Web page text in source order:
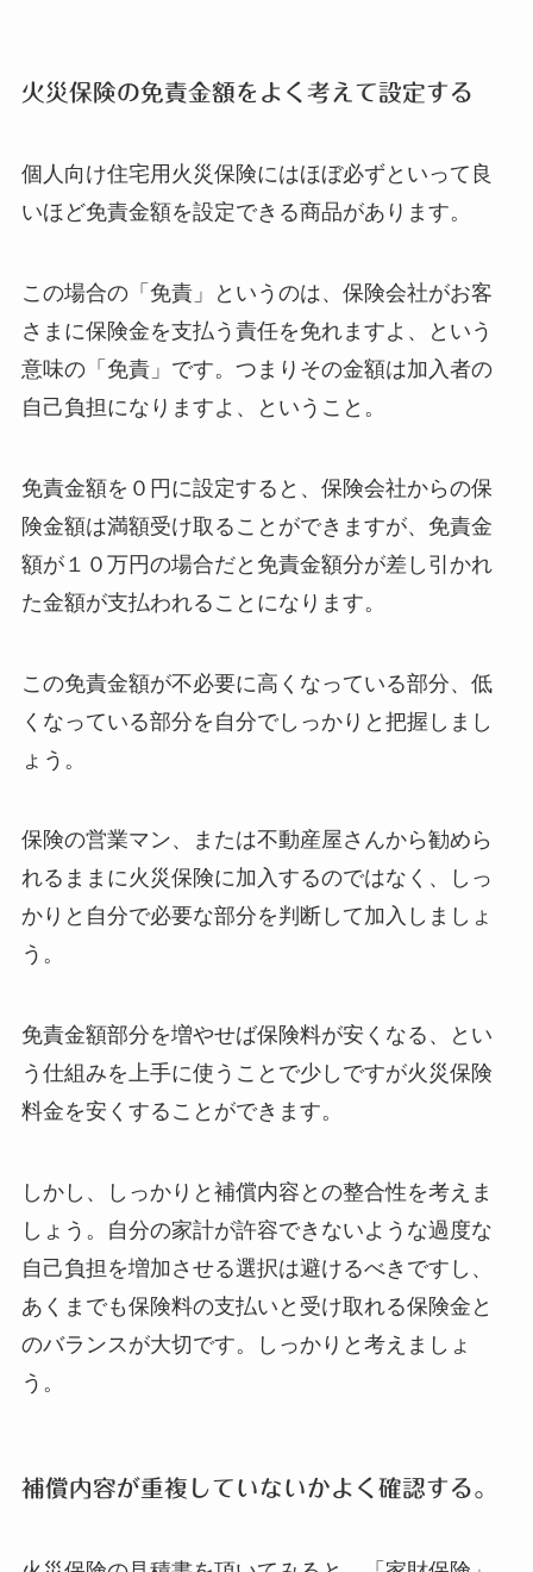
火災保険の免責金額をよく考えて設定する
個人向け住宅用火災保険にはほぼ必ずといって良
いほど免責金額を設定できる商品があります。
この場合の「免責」というのは、保険会社がお客
さまに保険金を支払う責任を免れますよ、という
意味の「免責」です。つまりその金額は加入者の
自己負担になりますよ、ということ。
免責金額を０円に設定すると、保険会社からの保
険金額は満額受け取ることができますが、免責金
額が１０万円の場合だと免責金額分が差し引かれ
た金額が支払われることになります。
この免責金額が不必要に高くなっている部分、低
くなっている部分を自分でしっかりと把握しまし
ょう。
保険の営業マン、または不動産屋さんから勧めら
れるままに火災保険に加入するのではなく、しっ
かりと自分で必要な部分を判断して加入しましょ
う。
免責金額部分を増やせば保険料が安くなる、とい
う仕組みを上手に使うことで少しですが火災保険
料金を安くすることができます。
しかし、しっかりと補償内容との整合性を考えま
しょう。自分の家計が許容できないような過度な
自己負担を増加させる選択は避けるべきですし、
あくまでも保険料の支払いと受け取れる保険金と
のバランスが大切です。しっかりと考えましょ
う。
補償内容が重複していないかよく確認する。